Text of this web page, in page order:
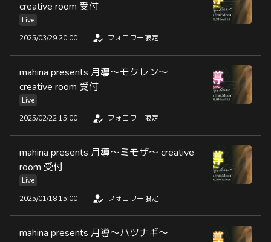
creative room 受付
Live
2025/03/29 20:00
フォロワー限定
mahina presents 月導〜モクレン〜
creative room 受付
Live
2025/02/22 15:00
フォロワー限定
mahina presents 月導〜ミモザ〜 creative
room 受付
Live
2025/01/18 15:00
フォロワー限定
mahina presents 月導〜ハツナギ〜